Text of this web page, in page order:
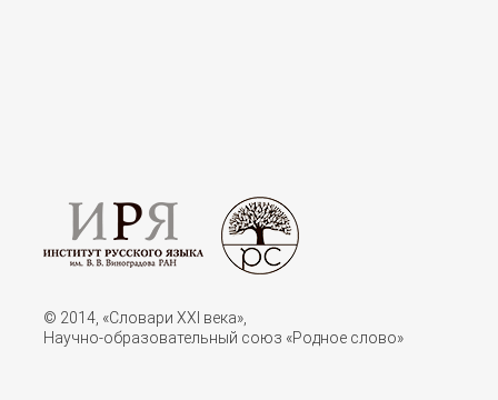
© 2014, «Словари XXI векa»,
Научно-образовательный союз «Родное слово»